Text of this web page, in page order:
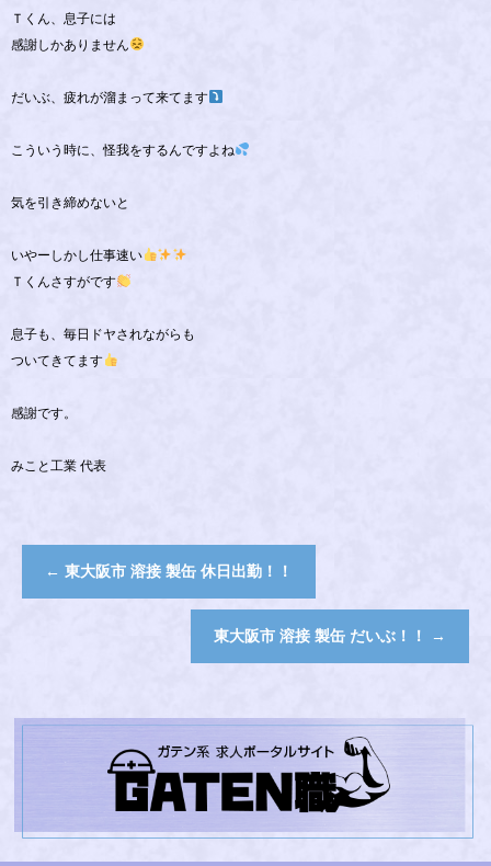
Ｔくん、息子には
感謝しかありません
だいぶ、疲れが溜まって来てます
こういう時に、怪我をするんですよね
気を引き締めないと
いやーしかし仕事速い
Ｔくんさすがです
息子も、毎日ドヤされながらも
ついてきてます
感謝です。
みこと工業 代表
← 東大阪市 溶接 製缶 休日出勤！！
東大阪市 溶接 製缶 だいぶ！！ →